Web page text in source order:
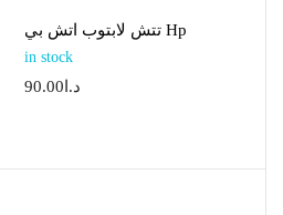
تتش لابتوب اتش بي Hp
in stock
د.ا 90.00